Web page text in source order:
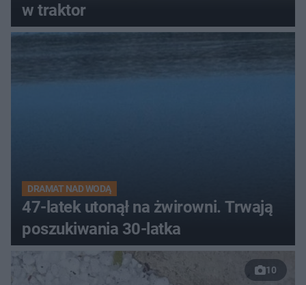
w traktor
DRAMAT NAD WODĄ
47-latek utonął na żwirowni. Trwają
poszukiwania 30-latka
10